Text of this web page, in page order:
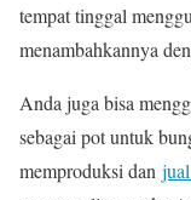
tempat tinggal
menambahkannya
Anda juga bisa
sebagai pot untuk
memproduksi dan